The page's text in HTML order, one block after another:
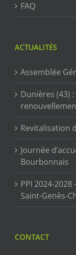
FAQ
ACTUALITÉS
Assemblée
Dunières (43)
Revitalisation
Journée
Bourbonnais
PPI 2024-
Saint-Genès-
CONTACT